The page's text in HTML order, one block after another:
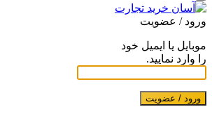
ورود / عضویت
موبایل یا ایمیل خود
را وارد نمایید.
ورود / عضویت